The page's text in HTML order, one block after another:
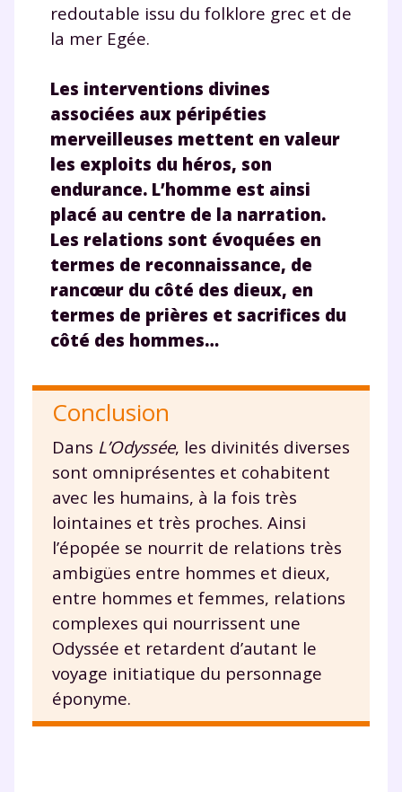
redoutable issu du folklore grec et de
la mer Egée.
Les interventions divines
associées aux péripéties
merveilleuses mettent en valeur
les exploits du héros, son
endurance. L’homme est ainsi
placé au centre de la narration.
Les relations sont évoquées en
termes de reconnaissance, de
rancœur du côté des dieux, en
termes de prières et sacrifices du
côté des hommes…
Conclusion
Dans L’Odyssée, les divinités diverses
sont omniprésentes et cohabitent
avec les humains, à la fois très
lointaines et très proches. Ainsi
l’épopée se nourrit de relations très
ambigües entre hommes et dieux,
entre hommes et femmes, relations
complexes qui nourrissent une
Odyssée et retardent d’autant le
voyage initiatique du personnage
éponyme.